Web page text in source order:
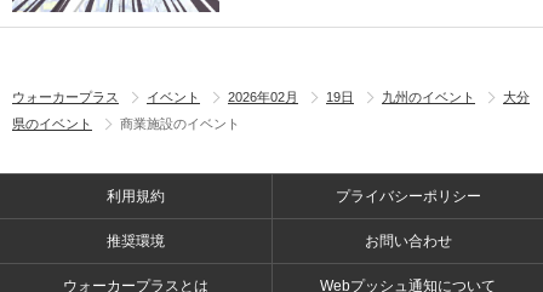
ウォーカープラス イベント 2026年02月 19日 九州のイベント
大分
県のイベント
商業施設のイベント
利用規約 プライバシーポリシー
推奨環境 お問い合わせ
ウォーカープラスとは Webプッシュ通知について